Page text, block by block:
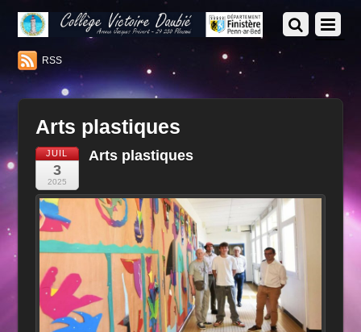
RSS
Arts plastiques
JUIL
3
2025
Arts plastiques